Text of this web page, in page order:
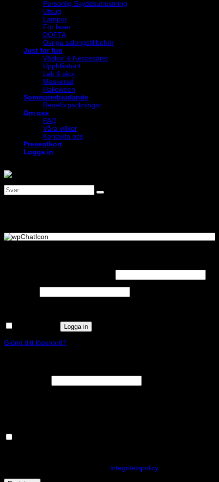
Personlig Skyddsutrustning
Utsug
Lampor
För laser
DOFTA
Övriga salongstillbehör
Just for fun
Väskor & Neccesärer
Uppblåsbart
Lek & skoj
Maskerad
Halloween
Sommarerbjudande
Reseförpackningar
Om oss
FAQ
Våra villkor
Kontakta oss
Presentkort
Logga in
Logga in
Glömt ditt lösenord?
integritetspolicy.